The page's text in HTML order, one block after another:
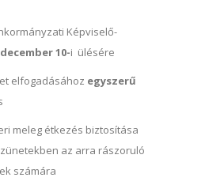
Képviselő-
december 10-i ülésére
elfogadásához egyszerű
meleg étkezés biztosítása
az arra rászoruló
számára